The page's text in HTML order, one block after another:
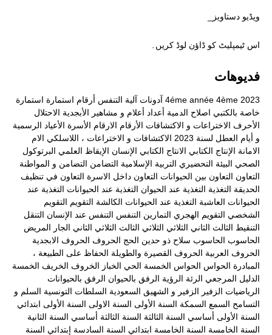
ویڈیو دستاویز_
اس ٹیمپلیٹ کو ڈاؤن لوڈ کریں۔
فديوهات
2023
4ème
4éme année آدونات آلية التنفس أرقام استمارة استمارة
خاصة بالكتبي اصلاح الدمية أعداد أعلام و مشاهير الأبجدية الاحتلال
الأحرف الاختراعات و الاكتشافات الأرقام الارقام الأسرة الأعياد الرسمية
و أيام العطل لسنة 2023
الاكتشافات و الاختراعات ، اللاسلكي الام
الامانة الإنتاج الكتابي الانتاج الكتابي الإنسان الإيقاظ العلمي البرتوكول
الصحي البيئة التحضيري التربية الإسلامية التضامن التضامن و المواطنة
التعاون التعاون بين الحيوانات التعاون داخل الاسرة التعاون في تنظيف
الحديقة التغذية التغذية عند الحيوان التغذية عند الحيوانات التغذية عند
الحيوانات العاشبة التغذية عند الحيوانات الكالشة التقويم التقويم
الشخصي التقويم الهجري التمارين التنفس التنفس عند الإنسان التنقل
التنقيط الثالث الثاني الثلاثي الثلاثي الثالث الثلاثي الثاني الجار المريض
الحاسوب الحاسوب سلاح ذو حدين الحج الحروف الحروف الابجدية
الحروف العربية الحروف القصيرة والطويلة الحفاظ على الطبيعة ،
المبادرة الحواس الحواس الخمسة الحي الخباز الخروف الخريف الخمسة
الدليل المرجعي الرئة الرؤية الرفق بالحيوان الرفق بالحيوانات
الرياضيات الزفير الزفير و الشهيق السعودية السلطات التونسية السلم و
التسامح السمع السمكة السنة الأولى السنة الاولى السنة الأولى ابتدائي
السنة الأولى أساسي السنة الثالثة السنة الثالثة أساسي السنة الثانية
السنة الخامسة السنة الخامسة ابتدائي السنة السادسة إبتدائي السنة